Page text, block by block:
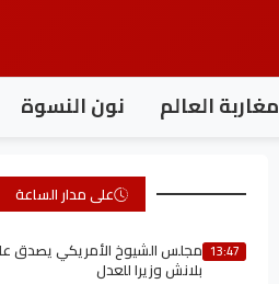
مغاربة العالم نون النسوة
على مدار الساعة
13:47 مجلس الشيوخ الأمريكي يصدق
بلانش وزيرا للعدل